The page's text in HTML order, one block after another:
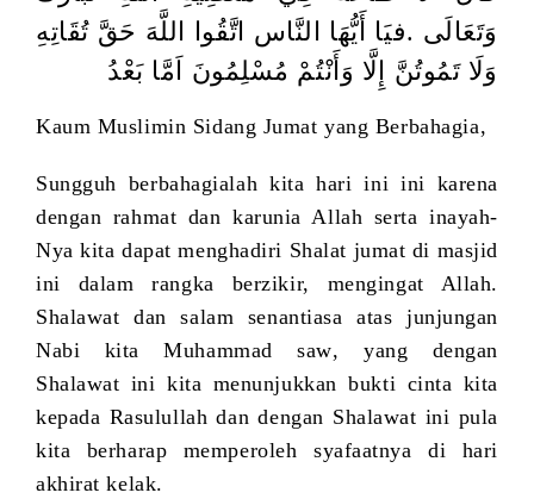
وَتَعَالَى .فيَا أَيُّهَا النَّاس اتَّقُوا اللَّهَ حَقَّ تُقَاتِهِ
وَلَا تَمُوتُنَّ إِلَّا وَأَنْتُمْ مُسْلِمُونَ اَمَّا بَعْدُ
Kaum Muslimin Sidang Jumat yang Berbahagia,
Sungguh berbahagialah kita hari ini ini karena
dengan rahmat dan karunia Allah serta inayah-
Nya kita dapat menghadiri Shalat jumat di masjid
ini dalam rangka berzikir, mengingat Allah.
Shalawat dan salam senantiasa atas junjungan
Nabi kita Muhammad saw, yang dengan
Shalawat ini kita menunjukkan bukti cinta kita
kepada Rasulullah dan dengan Shalawat ini pula
kita berharap memperoleh syafaatnya di hari
akhirat kelak.